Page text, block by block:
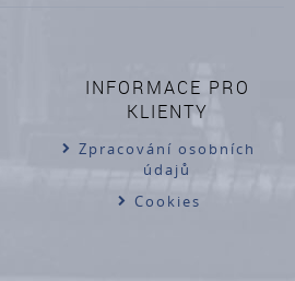
INFORMACE PRO
KLIENTY
Zpracování osobních
údajů
Cookies